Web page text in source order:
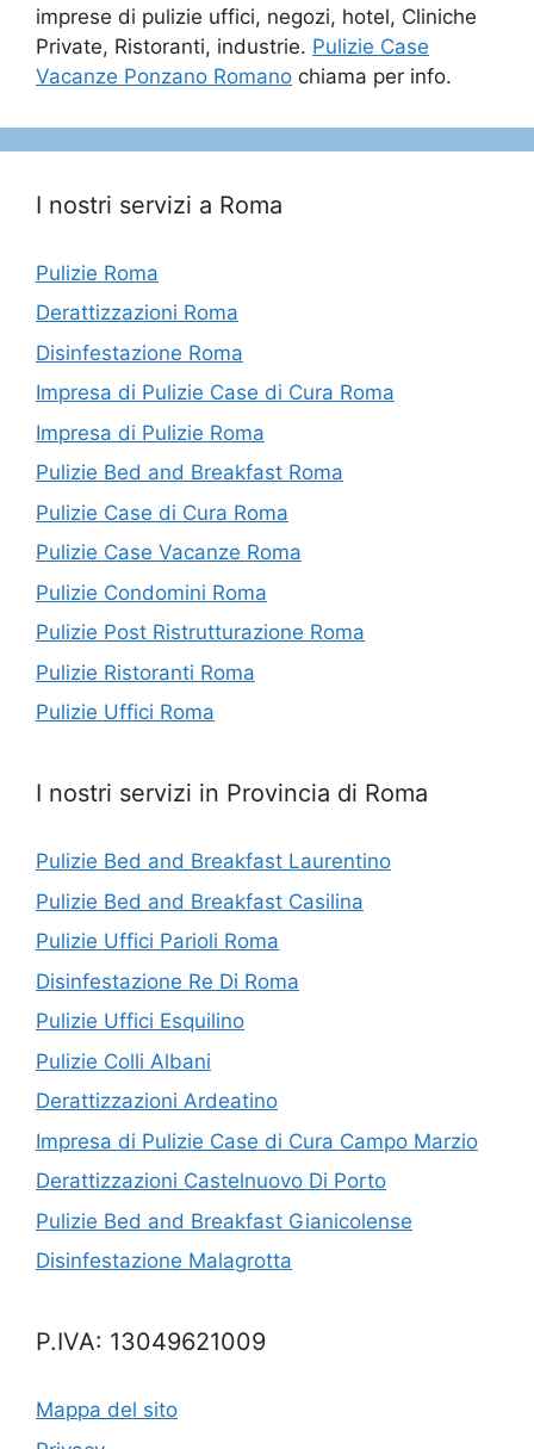
imprese di pulizie uffici, negozi, hotel, Cliniche
Private, Ristoranti, industrie. Pulizie Case
Vacanze Ponzano Romano chiama per info.
I nostri servizi a Roma
Pulizie Roma
Derattizzazioni Roma
Disinfestazione Roma
Impresa di Pulizie Case di Cura Roma
Impresa di Pulizie Roma
Pulizie Bed and Breakfast Roma
Pulizie Case di Cura Roma
Pulizie Case Vacanze Roma
Pulizie Condomini Roma
Pulizie Post Ristrutturazione Roma
Pulizie Ristoranti Roma
Pulizie Uffici Roma
I nostri servizi in Provincia di Roma
Pulizie Bed and Breakfast Laurentino
Pulizie Bed and Breakfast Casilina
Pulizie Uffici Parioli Roma
Disinfestazione Re Di Roma
Pulizie Uffici Esquilino
Pulizie Colli Albani
Derattizzazioni Ardeatino
Impresa di Pulizie Case di Cura Campo Marzio
Derattizzazioni Castelnuovo Di Porto
Pulizie Bed and Breakfast Gianicolense
Disinfestazione Malagrotta
P.IVA: 13049621009
Mappa del sito